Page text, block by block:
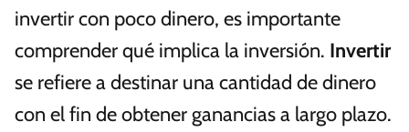
invertir con poco dinero, es importante
comprender qué implica la inversión. Invertir
se refiere a destinar una cantidad de dinero
con el fin de obtener ganancias a largo plazo.